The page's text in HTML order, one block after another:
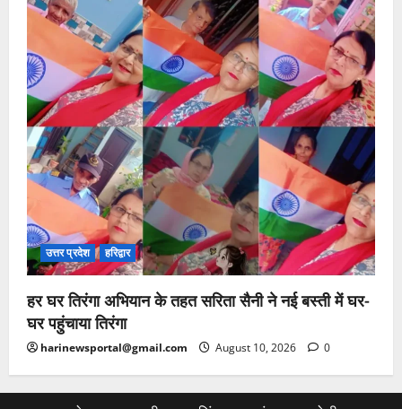
उत्तर प्रदेश हरिद्वार
हर घर तिरंगा अभियान के तहत सरिता सैनी ने नई बस्ती में घर-
घर पहुंचाया तिरंगा
harinewsportal@gmail.com August 10, 2026 0